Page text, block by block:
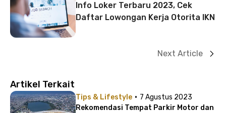
Info Loker Terbaru 2023, Cek
Daftar Lowongan Kerja Otorita IKN
Next Article
Artikel Terkait
Tips & Lifestyle · 7 Agustus 2023
Rekomendasi Tempat Parkir Motor dan